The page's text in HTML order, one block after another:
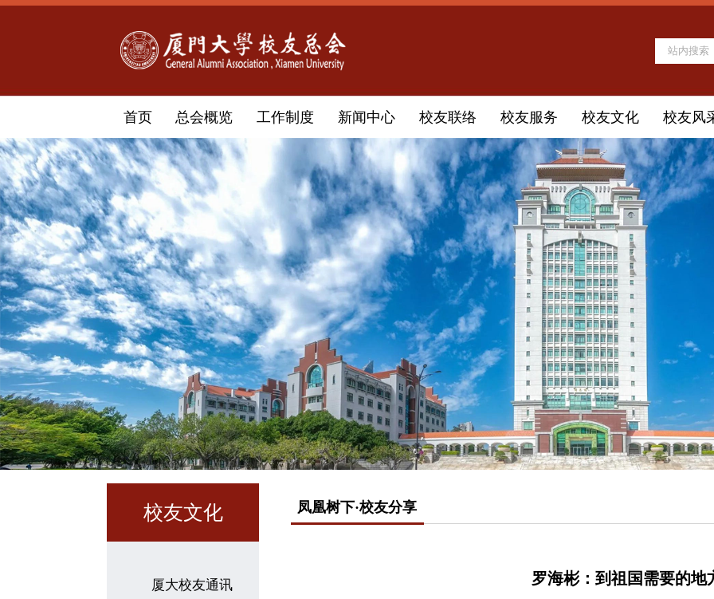
首页 总会概览 工作制度 新闻中心 校友联络 校友服务 校友文化 校友风
校友文化
厦大校友通讯
凤凰树下·校友分享
罗海彬：到祖国需要的地